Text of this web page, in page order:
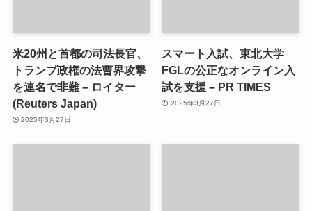
米20州と首都の司法長官、
トランプ政権の法曹界攻撃
を連名で非難 – ロイター
(Reuters Japan)
2025年3月27日
スマート入試、東北大学
FGLの公正なオンライン入
試を支援 – PR TIMES
2025年3月27日